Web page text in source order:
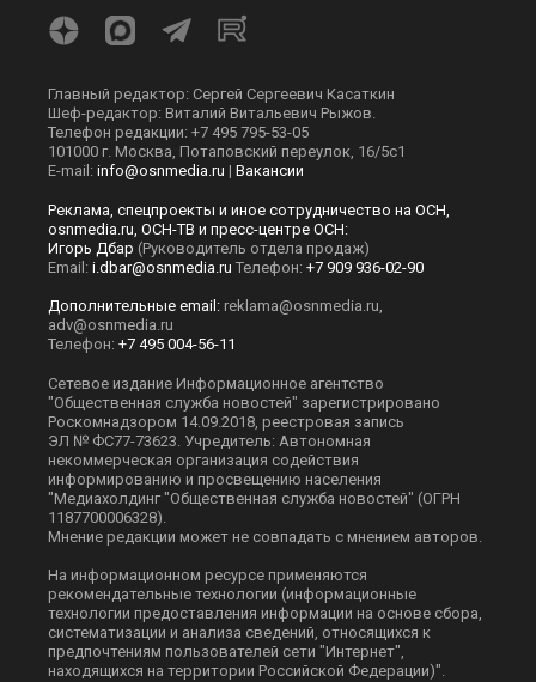
Главный редактор: Сергей Сергеевич Касаткин
Шеф-редактор: Виталий Витальевич Рыжов.
Телефон редакции: +7 495 795-53-05
101000 г. Москва, Потаповский переулок, 16/5с1
E-mail: info@osnmedia.ru | Вакансии
Реклама, спецпроекты и иное сотрудничество на ОСН,
osnmedia.ru, ОСН-ТВ и пресс-центре ОСН:
Игорь Дбар (Руководитель отдела продаж)
Email: i.dbar@osnmedia.ru Телефон: +7 909 936-02-90
Дополнительные email: reklama@osnmedia.ru
adv@osnmedia.ru
Телефон: +7 495 004-56-11
Сетевое издание Информационное агентство
"Общественная служба новостей" зарегистрировано
Роскомнадзором 14.09.2018, реестровая запись
ЭЛ № ФС77-73623. Учредитель: Автономная
некоммерческая организация содействия
информированию и просвещению населения
"Медиахолдинг "Общественная служба новостей" (ОГРН
1187700006328).
Мнение редакции может не совпадать с мнением авторов.
На информационном ресурсе применяются
рекомендательные технологии (информационные
технологии предоставления информации на основе сбора,
систематизации и анализа сведений, относящихся к
предпочтениям пользователей сети "Интернет",
находящихся на территории Российской Федерации)".